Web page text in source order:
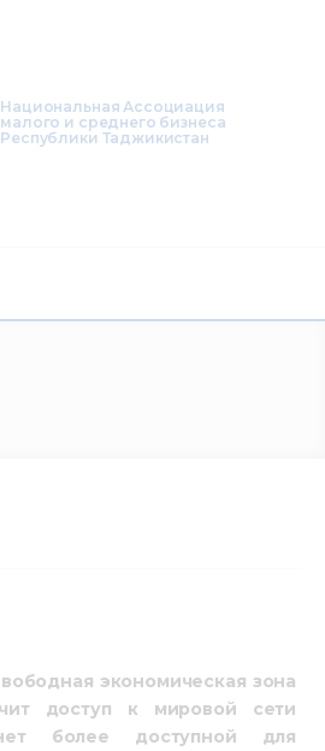
Национальная Ассоциация
малого и среднего бизнеса
Республики Таджикистан
экономическая зона
доступ к мировой сети
более доступной для